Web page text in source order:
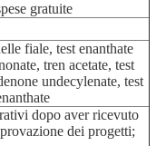
gratuite
fiale, test enanthate
tren acetate, test
undecylenate, test
dopo aver ricevuto
dei progetti;